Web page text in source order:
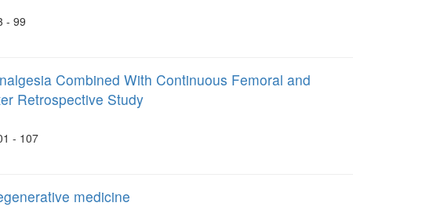
- 99
Combined With Continuous Femoral and
Retrospective Study
- 107
medicine